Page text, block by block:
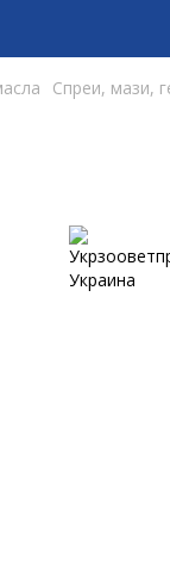
Спреи, мази,